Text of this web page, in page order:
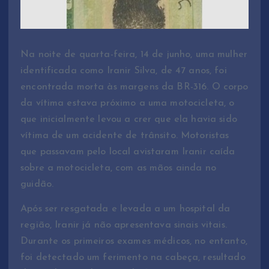
Na noite de quarta-feira, 14 de junho, uma mulher
identificada como Iranir Silva, de 47 anos, foi
encontrada morta às margens da BR-316. O corpo
da vítima estava próximo a uma motocicleta, o
que inicialmente levou a crer que ela havia sido
vítima de um acidente de trânsito. Motoristas
que passavam pelo local avistaram Iranir caída
sobre a motocicleta, com as mãos ainda no
guidão.
Após ser resgatada e levada a um hospital da
região, Iranir já não apresentava sinais vitais.
Durante os primeiros exames médicos, no entanto,
foi detectado um ferimento na cabeça, resultado